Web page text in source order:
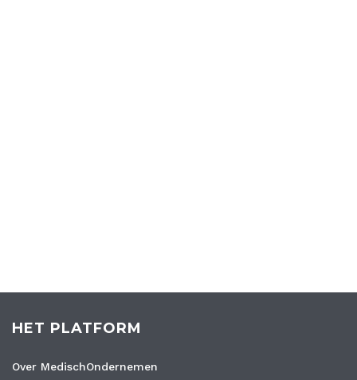
HET PLATFORM
Over MedischOndernemen